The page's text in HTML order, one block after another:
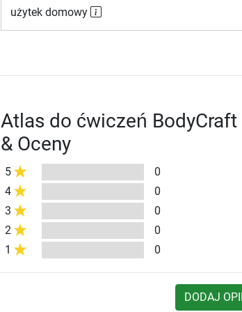
użytek domowy
Atlas do ćwiczeń BodyCraft
& Oceny
5
0
4
0
3
0
2
0
1
0
DODAJ